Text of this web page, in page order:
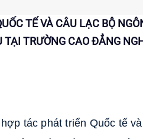
TẾ VÀ CÂU LẠC BỘ
TRƯỜNG CAO ĐẲNG
tác phát triển Quốc tế